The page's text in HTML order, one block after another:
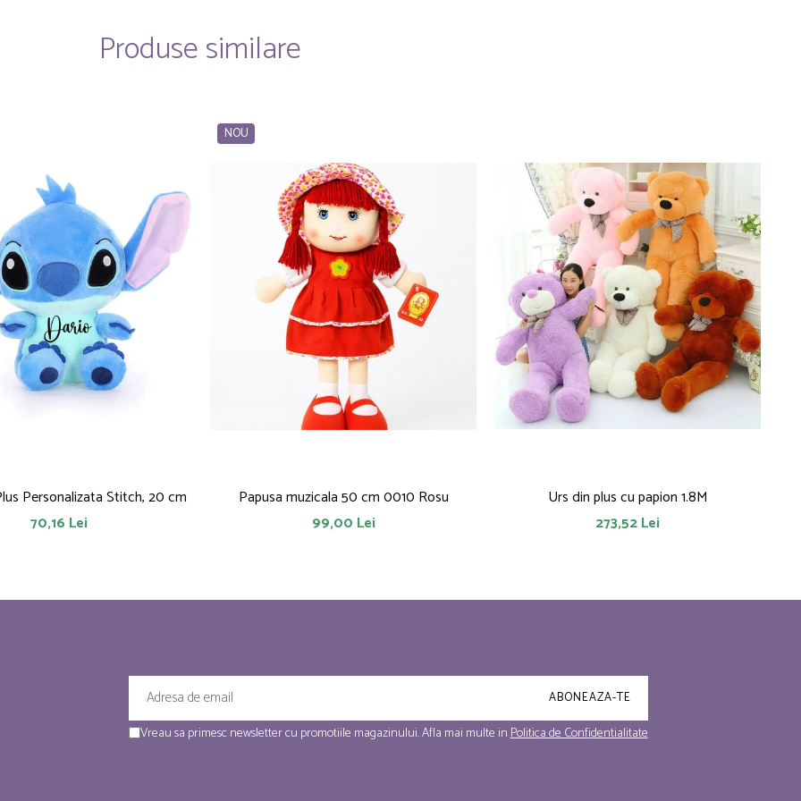
Produse similare
Personalizata Stitch, 20 cm
70,16 Lei
NOU
Papusa muzicala 50 cm 0010 Rosu
99,00 Lei
Urs din plus cu papion 1.8M
273,52 Lei
Vreau sa primesc newsletter cu promotiile magazinului. Afla mai multe inPolitica de Confidentialitate